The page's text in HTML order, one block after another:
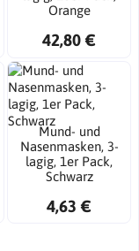
Orange
42,80 €
Mund- und
Nasenmasken, 3-
lagig, 1er Pack,
Schwarz
4,63 €